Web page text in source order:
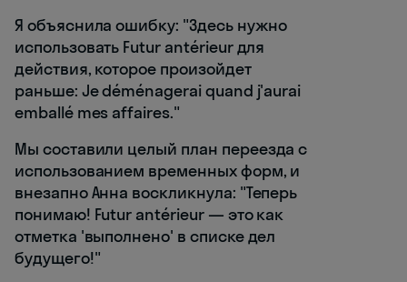
Я объяснила ошибку: "Здесь нужно
использовать Futur antérieur для
действия, которое произойдет
раньше: Je déménagerai quand j'aurai
emballé mes affaires."
Мы составили целый план переезда с
использованием временных форм, и
внезапно Анна воскликнула: "Теперь
понимаю! Futur antérieur — это как
отметка 'выполнено' в списке дел
будущего!"